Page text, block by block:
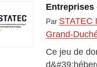
Entreprises
Par STATEC
Grand-
Ce jeu de